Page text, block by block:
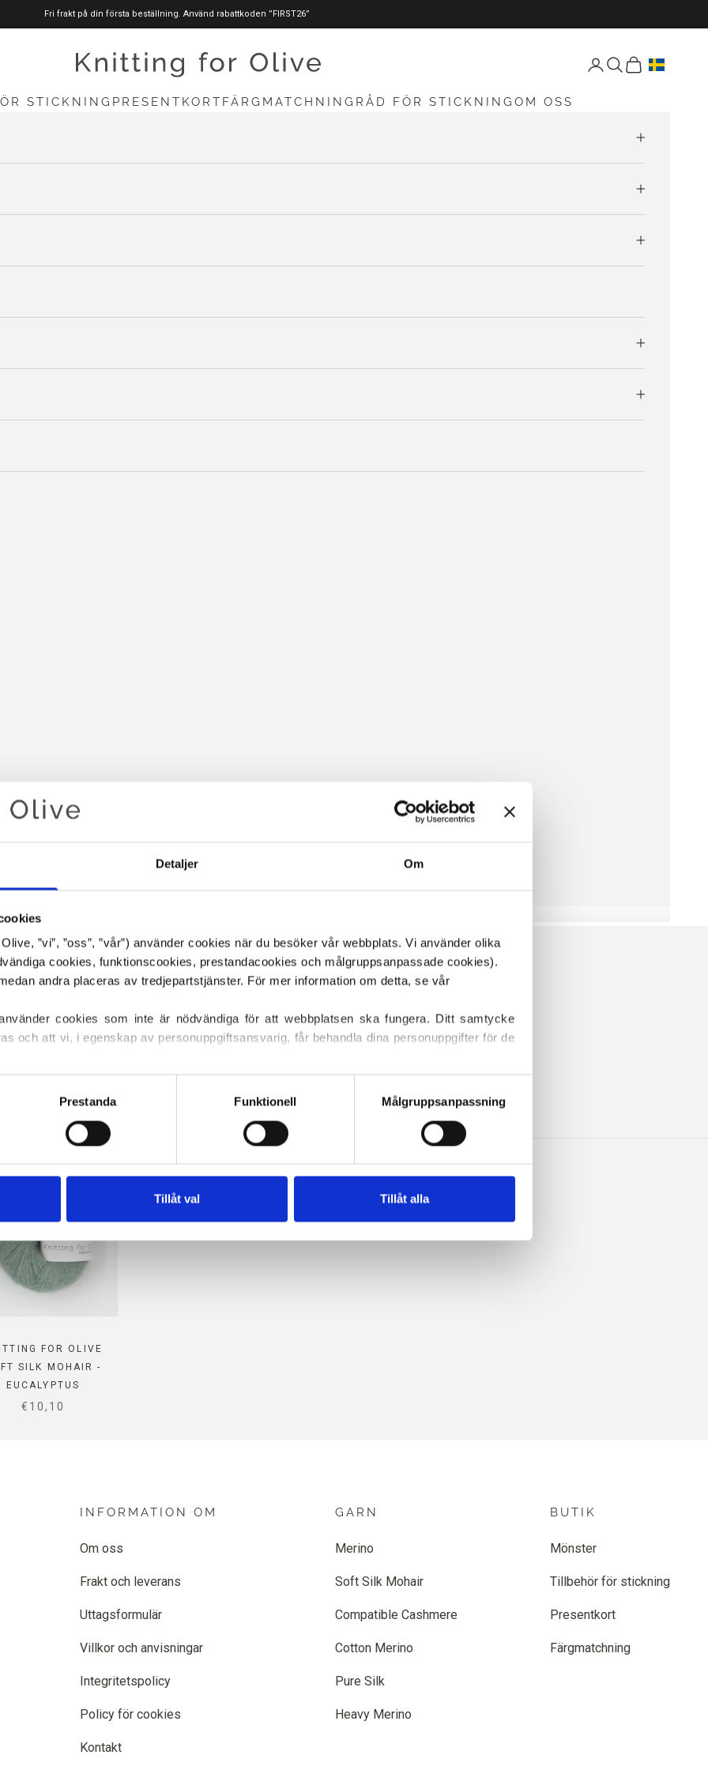
Detaljer Om
”vi”, ”oss”, ”vår”) använder cookies när du besöker vår webbplats. Vi använder olika
cookies, funktionscookies, prestandacookies och målgruppsanpassade cookies).
cookies som inte är nödvändiga för att webbplatsen ska fungera. Ditt samtycke
och att vi, i egenskap av personuppgiftsansvarig, får behandla dina personuppgifter för de
återkalla ditt samtycke via vår cookiepolicy, där du också hittar information om hur du
Prestanda Funktionell Målgruppsanpassning
Tillåt val Tillåt alla
Fri frakt på din första beställning. Använd rabattkoden ”FIRST26”
stickningförolive.com Öppna konto-sida
Öppen sökning
Öppna vagnen
STICKNING PRESENTKORT FÄRGMATCHNING RÅD FÖR STICKNING OM OSS
Din varukorg är tom
SOFT SILK MOHAIR NEDAN ÄR
MED DETTA MERINO
FOR OLIVE
SILK MOHAIR -
EUCALYPTUS
SALE PRICE
€10,10
INFORMATION OM
Om oss
Frakt och leverans
Uttagsformulär
Villkor och anvisningar
Integritetspolicy
Policy för cookies
Kontakt
GARN
Merino
Soft Silk Mohair
Compatible Cashmere
Cotton Merino
Pure Silk
Heavy Merino
BUTIK
Mönster
Tillbehör för stickning
Presentkort
Färgmatchning